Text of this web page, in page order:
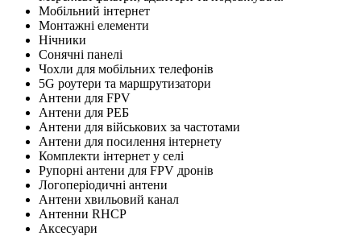
Мобільний інтернет
Монтажні елементи
Нічники
Сонячні панелі
Чохли для мобільних телефонів
5G роутери та маршрутизатори
Антени для FPV
Антени для РЕБ
Антени для військових за частотами
Антени для посилення інтернету
Комплекти інтернет у селі
Рупорні антени для FPV дронів
Логоперіодичні антени
Антени хвильовий канал
Антенни RHCP
Аксесуари